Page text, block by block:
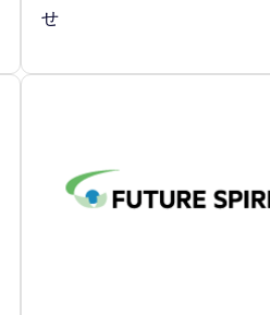
せ